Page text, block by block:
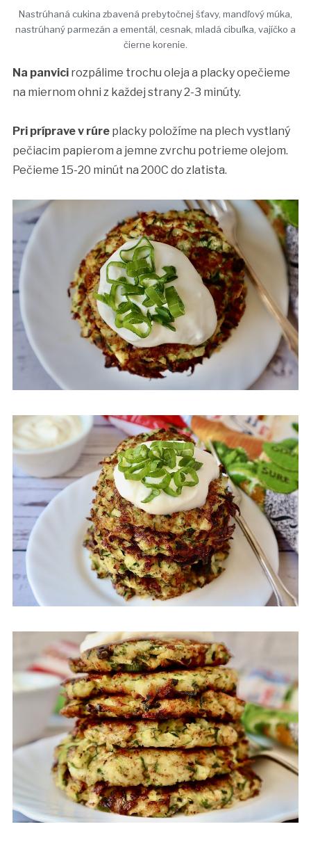
Nastrúhaná cukina zbavená prebytočnej šťavy, mandľový múka,
nastrúhaný parmezán a ementál, cesnak, mladá cibuľka, vajíčko a
čierne korenie.
Na panvici rozpálime trochu oleja a placky opečieme
na miernom ohni z každej strany 2-3 minúty.
Pri príprave v rúreplacky položíme na plech vystlaný
pečiacim papierom a jemne zvrchu potrieme olejom.
Pečieme 15-20 minút na 200C do zlatista.